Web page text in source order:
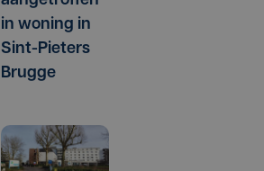
in woning in
Sint-Pieters
Brugge